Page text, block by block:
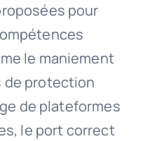
pour
le maniement
de protection
de plateformes
le port correct